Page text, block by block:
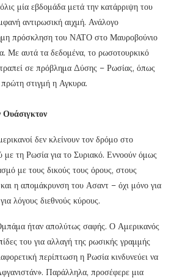
μία εβδομάδα μετά την κατάρριψη του
αντιρωσική αιχμή. Ανάλογο
πρόσκληση του ΝΑΤΟ στο Μαυροβούνιο
Με αυτά τα δεδομένα, το ρωσοτουρκικό
σε πρόβλημα Δύσης – Ρωσίας, όπως
στιγμή η Αγκυρα.
δεν κλείνουν τον δρόμο στο
με τη Ρωσία για το Συριακό. Εννοούν όμως
με τους δικούς τους όρους, στους
η απομάκρυνση του Ασαντ – όχι μόνο για
λόγους διεθνούς κύρους.
ήταν απολύτως σαφής. Ο Αμερικανός
του για αλλαγή της ρωσικής γραμμής
περίπτωση η Ρωσία κινδυνεύει να
Παράλληλα, προσέφερε μια